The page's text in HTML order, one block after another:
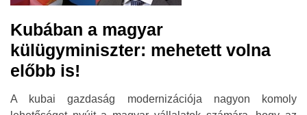
Kubában a magyar
külügyminiszter: mehetett volna
előbb is!
A kubai gazdaság modernizációja nagyon komoly